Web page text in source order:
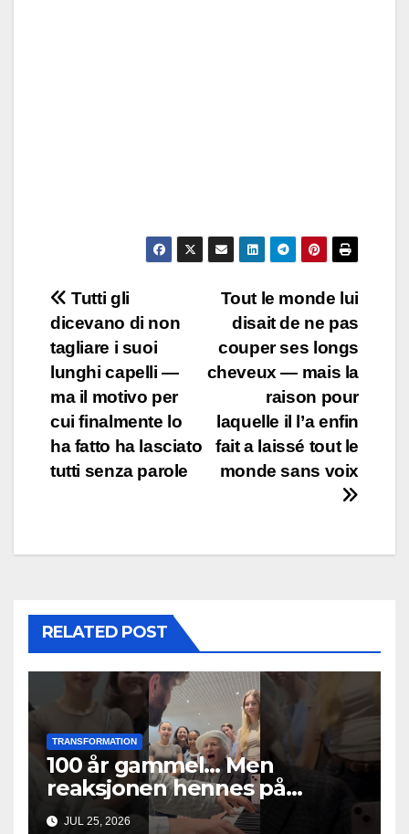
Post
navigation
Tout le monde lui
disait de ne pas
couper ses longs
cheveux — mais la
raison pour
laquelle il l’a enfin
fait a laissé tout le
monde sans voix
Tutti gli
dicevano di non
tagliare i suoi
lunghi capelli —
ma il motivo per
cui finalmente lo
ha fatto ha lasciato
tutti senza parole
RELATED POST
TRANSFORMATION
100 år gammel… Men
reaksjonen hennes på
musikken fikk alle til å gråte
JUL 25, 2026